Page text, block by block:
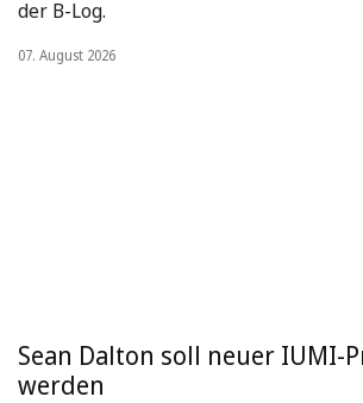
der B-Log.
07. August 2026
Sean Dalton soll neuer IUMI-
werden